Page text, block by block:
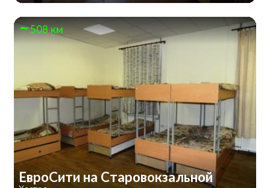
508 км
ЕвроСити на Старовокзальной